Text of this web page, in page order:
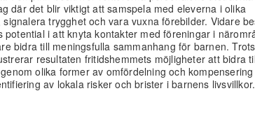
där det blir viktigt att samspela med eleverna i olika
trygghet och vara vuxna förebilder. Vidare
potential i att knyta kontakter med föreningar i
bidra till meningsfulla sammanhang för barnen. Trots
resultaten fritidshemmets möjligheter att bidra
olika former av omfördelning och kompensering
av lokala risker och brister i barnens livsvillkor.